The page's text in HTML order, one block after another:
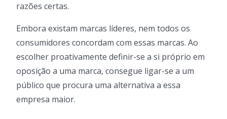
razões certas.
Embora existam marcas líderes, nem todos os
consumidores concordam com essas marcas. Ao
escolher proativamente definir-se a si próprio em
oposição a uma marca, consegue ligar-se a um
público que procura uma alternativa a essa
empresa maior.